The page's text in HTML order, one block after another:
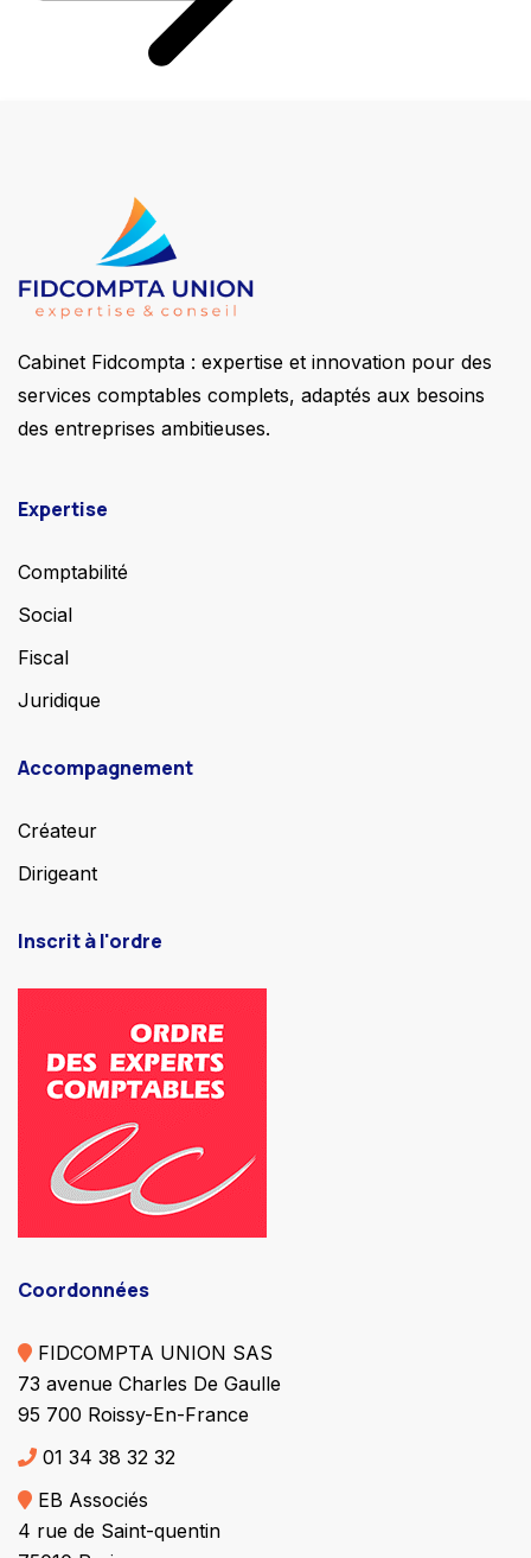
Cabinet Fidcompta : expertise et innovation pour des
services comptables complets, adaptés aux besoins
des entreprises ambitieuses.
Expertise
Comptabilité
Social
Fiscal
Juridique
Accompagnement
Créateur
Dirigeant
Inscrit à l'ordre
Coordonnées
FIDCOMPTA UNION SAS
73 avenue Charles De Gaulle
95 700 Roissy-En-France
01 34 38 32 32
EB Associés
4 rue de Saint-quentin